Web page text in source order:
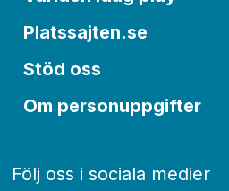
Platssajten.se
Stöd oss
Om personuppgifter
Följ oss i sociala medier